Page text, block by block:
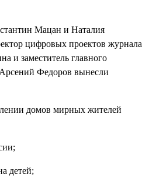
Мацан и Наталия
цифровых проектов журнала
и заместитель главного
Федоров вынесли
домов мирных жителей
детей;